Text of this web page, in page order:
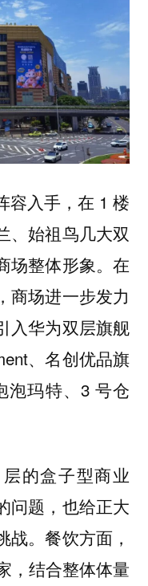
容入手，在 1 楼
、始祖鸟几大双
场整体形象。在
商场进一步发力
入华为双层旗舰
、名创优品旗
泡玛特、3 号仓
的盒子型商业
问题，也给正大
战。餐饮方面，
，结合整体体量